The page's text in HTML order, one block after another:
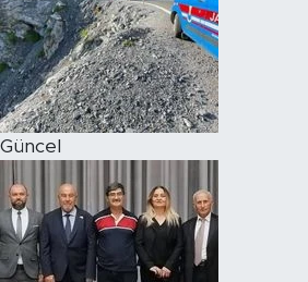
Güncel
Magazin
Özel Haber
Politika
Resmi İlanlar
Sağlık